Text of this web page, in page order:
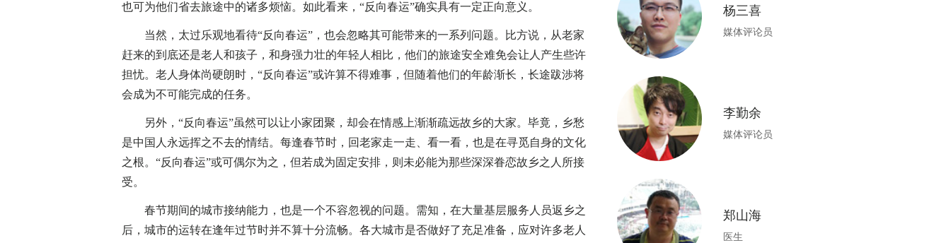
也可为他们省去旅途中的诸多烦恼。如此看来，“反向春运”确实具有一定正向意义。
当然，太过乐观地看待“反向春运”，也会忽略其可能带来的一系列问题。比方说，从老家
赶来的到底还是老人和孩子，和身强力壮的年轻人相比，他们的旅途安全难免会让人产生些许
担忧。老人身体尚硬朗时，“反向春运”或许算不得难事，但随着他们的年龄渐长，长途跋涉将
会成为不可能完成的任务。
另外，“反向春运”虽然可以让小家团聚，却会在情感上渐渐疏远故乡的大家。毕竟，乡愁
是中国人永远挥之不去的情结。每逢春节时，回老家走一走、看一看，也是在寻觅自身的文化
之根。“反向春运”或可偶尔为之，但若成为固定安排，则未必能为那些深深眷恋故乡之人所接
受。
春节期间的城市接纳能力，也是一个不容忽视的问题。需知，在大量基层服务人员返乡之
后，城市的运转在逢年过节时并不算十分流畅。各大城市是否做好了充足准备，应对许多老人
杨三喜
媒体评论员
李勤余
媒体评论员
郑山海
医生